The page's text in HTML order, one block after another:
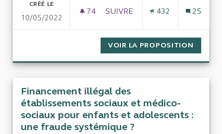
CRÉÉ LE
10/05/2022
74 74 ABONNÉS
SUIVRE
432 25
VOIR LA PROPOSITION
Financement illégal des
établissements sociaux et médico-
sociaux pour enfants et adolescents :
une fraude systémique ?